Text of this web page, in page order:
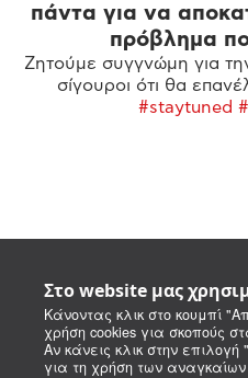
Στο website μας
Κάνοντας κλικ στο κουμπί
χρήση cookies για σκοπούς
Αν κάνεις κλικ στην
για τη χρήση των αναγκαίων
πάντα για να
πρόβλημα
Ζητούμε συγγνώμη για
σίγουροι ότι θα
#staytuned